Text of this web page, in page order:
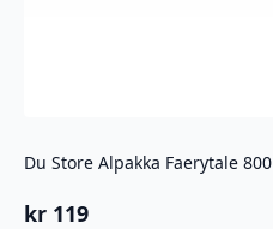
Du Store Alpakka Faerytale 800
kr 119